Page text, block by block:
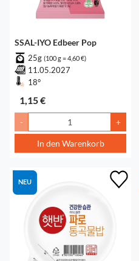
SSAL-IYO Edbeer Pop
25g (100 g = 4,60 €)
11.05.2027
18°
1,15 €
- +
In den Warenkorb
NEU